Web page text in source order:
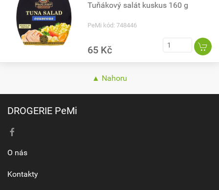
Tuňákový salát kuskus 160 g
PeMi kód: 748446
65 Kč
▲ Nahoru
DROGERIE PeMi
O nás
Kontakty